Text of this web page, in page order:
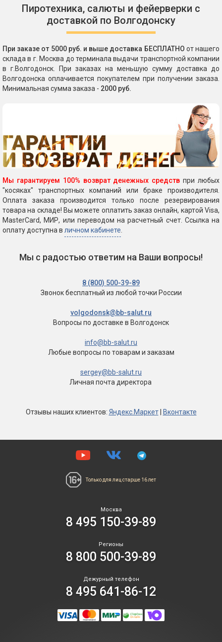
Пиротехника, салюты и фейерверки с
доставкой по Волгодонску
При заказе от 5000 руб. и выше доставка БЕСПЛАТНО от нашего
склада в г. Москва до терминала выдачи транспортной компании
в г.Волгодонск. При заказах на меньшую сумму доставка до
Волгодонска оплачивается покупателем при получении заказа.
Минимальная сумма заказа - 2000 руб.
Мы гарантируем 100% возврат денежных средств при любых
"косяках" транспортных компаний или браке производителя.
Оплата заказа производится только после резервирования
товара на складе! Вы можете оплатить заказ онлайн, картой Visa,
MasterCard, МИР, или переводом на расчетный счет. Ссылка на
оплату доступна в личном кабинете.
Мы с радостью ответим на Ваши вопросы!
8 (800) 500-39-89
Звонок бесплатный из любой точки России
volgodonsk@bb-salut.ru
Вопросы по доставке в Волгодонск
info@bb-salut.ru
Любые вопросы по товарам и заказам
sergey@bb-salut.ru
Личная почта директора
Отзывы наших клиентов: Яндекс.Маркет| Вконтакте
Только для лиц старше 16 лет
Москва
8 495 150-39-89
Регионы
8 800 500-39-89
Дежурный телефон
8 495 641-86-12